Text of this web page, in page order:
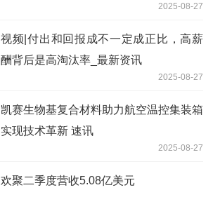
2025-08-27
视频|付出和回报成不一定成正比，高薪
酬背后是高淘汰率_最新资讯
2025-08-27
凯赛生物基复合材料助力航空温控集装箱
实现技术革新 速讯
2025-08-27
欢聚二季度营收5.08亿美元